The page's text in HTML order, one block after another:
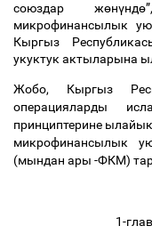
союздар
жөнүндө”
микрофинансылык
Кыргыз
укуктук актыларына
Жобо, Кыргыз
операцияларды
принциптерине ылайык
микрофинансылык
(мындан ары -ФКМ)
1-